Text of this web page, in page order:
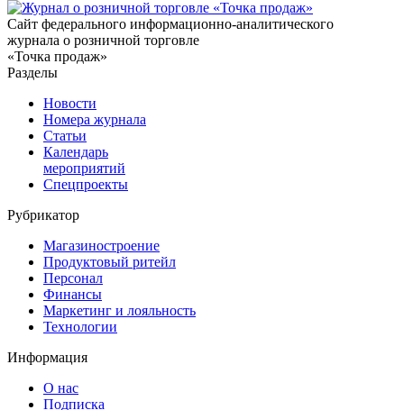
Сайт федерального информационно-аналитического
журнала о розничной торговле
«Точка продаж»
Разделы
Новости
Номера журнала
Статьи
Календарь
мероприятий
Спецпроекты
Рубрикатор
Магазиностроение
Продуктовый ритейл
Персонал
Финансы
Маркетинг и лояльность
Технологии
Информация
О нас
Подписка